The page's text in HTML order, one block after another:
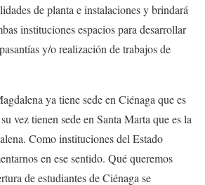
de planta e instalaciones y brindará
instituciones espacios para desarrollar
y/o realización de trabajos de
ya tiene sede en Ciénaga que es
vez tienen sede en Santa Marta que es la
Como instituciones del Estado
en ese sentido. Qué queremos
de estudiantes de Ciénaga se